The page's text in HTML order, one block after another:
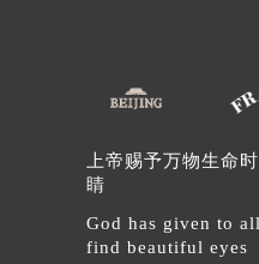
北
北
河
内
内
上帝赐予万物生命
睛
God has given to
find beautiful eyes